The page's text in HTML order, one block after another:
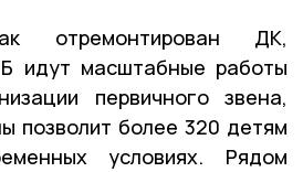
отремонтирован ДК,
идут масштабные работы
первичного звена,
позволит более 320 детям
условиях. Рядом